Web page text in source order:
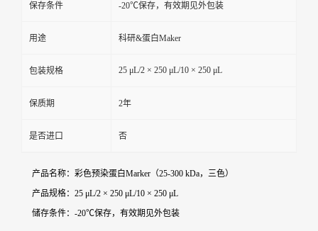
保存条件 -20℃保存，有效期见外包装
用途 科研&蛋白Maker
包装规格 25 μL/2 × 250 μL/10 × 250 μL
保质期 2年
是否进口 否
产品名称：彩色预染蛋白Marker（25-300 kDa，三色）
产品规格：25 μL/2 × 250 μL/10 × 250 μL
储存条件：-20℃保存，有效期见外包装